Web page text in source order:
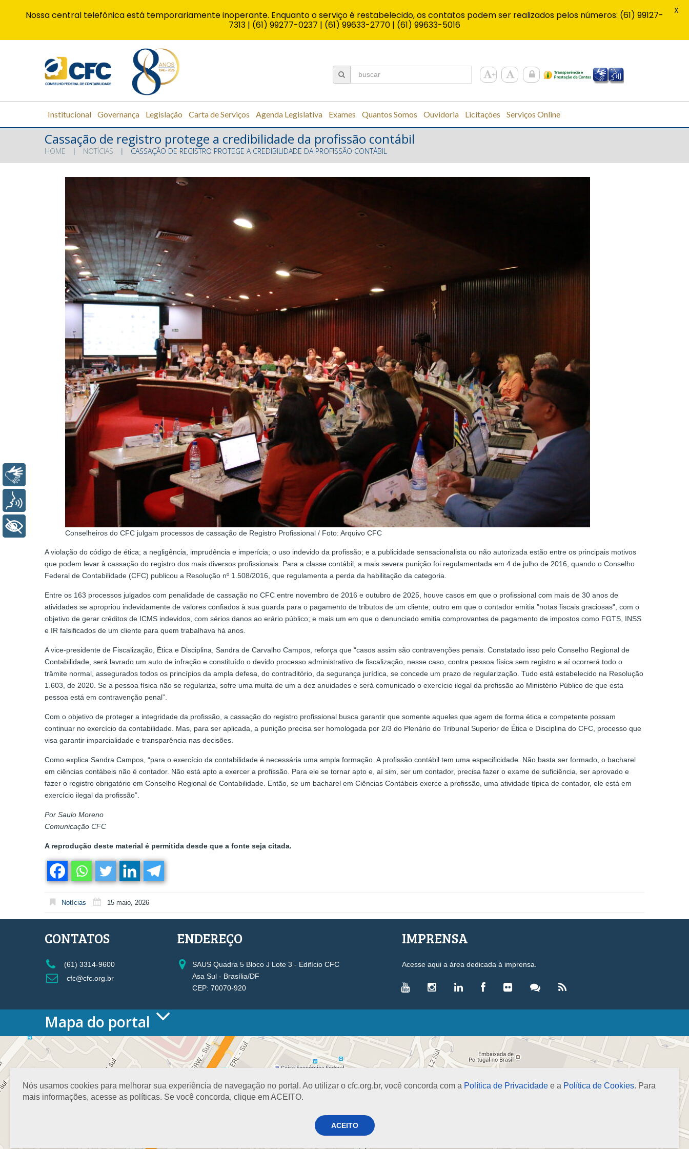
Institucional Governança Legislação Carta de Serviços Agenda Legislativa Exames Quantos Somos Ouvidoria Licitações Serviços Online
Cassação de registro protege a credibilidade da profissão contábil
HOME NOTÍCIAS CASSAÇÃO DE REGISTRO PROTEGE A CREDIBILIDADE DA PROFISSÃO CONTÁBIL
Conselheiros do CFC julgam processos de cassação de Registro Profissional / Foto: Arquivo CFC
A violação do código de ética; a negligência, imprudência e imperícia; o uso indevido da profissão; e a publicidade sensacionalista ou não autorizada estão entre os principais motivos
que podem levar à cassação do registro dos mais diversos profissionais. Para a classe contábil, a mais severa punição foi regulamentada em 4 de julho de 2016, quando o Conselho
Federal de Contabilidade (CFC) publicou a Resolução nº 1.508/2016, que regulamenta a perda da habilitação da categoria.
Entre os 163 processos julgados com penalidade de cassação no CFC entre novembro de 2016 e outubro de 2025, houve casos em que o profissional com mais de 30 anos de
atividades se apropriou indevidamente de valores confiados à sua guarda para o pagamento de tributos de um cliente; outro em que o contador emitia "notas fiscais graciosas", com o
objetivo de gerar créditos de ICMS indevidos, com sérios danos ao erário público; e mais um em que o denunciado emitia comprovantes de pagamento de impostos como FGTS, INSS
e IR falsificados de um cliente para quem trabalhava há anos.
A vice-presidente de Fiscalização, Ética e Disciplina, Sandra de Carvalho Campos, reforça que “casos assim são contravenções penais. Constatado isso pelo Conselho Regional de
Contabilidade, será lavrado um auto de infração e constituído o devido processo administrativo de fiscalização, nesse caso, contra pessoa física sem registro e aí ocorrerá todo o
trâmite normal, assegurados todos os princípios da ampla defesa, do contraditório, da segurança jurídica, se concede um prazo de regularização. Tudo está estabelecido na Resolução
1.603, de 2020. Se a pessoa física não se regulariza, sofre uma multa de um a dez anuidades e será comunicado o exercício ilegal da profissão ao Ministério Público de que esta
pessoa está em contravenção penal”.
Com o objetivo de proteger a integridade da profissão, a cassação do registro profissional busca garantir que somente aqueles que agem de forma ética e competente possam
continuar no exercício da contabilidade. Mas, para ser aplicada, a punição precisa ser homologada por 2/3 do Plenário do Tribunal Superior de Ética e Disciplina do CFC, processo que
visa garantir imparcialidade e transparência nas decisões.
Como explica Sandra Campos, “para o exercício da contabilidade é necessária uma ampla formação. A profissão contábil tem uma especificidade. Não basta ser formado, o bacharel
em ciências contábeis não é contador. Não está apto a exercer a profissão. Para ele se tornar apto e, aí sim, ser um contador, precisa fazer o exame de suficiência, ser aprovado e
fazer o registro obrigatório em Conselho Regional de Contabilidade. Então, se um bacharel em Ciências Contábeis exerce a profissão, uma atividade típica de contador, ele está em
exercício ilegal da profissão”.
Por Saulo Moreno
Comunicação CFC
A reprodução deste material é permitida desde que a fonte seja citada.
Notícias 15 maio, 2026
Nós usamos cookies para melhorar sua experiência de navegação no portal. Ao utilizar o cfc.org.br, você concorda com a Política de Privacidade e a Política de Cookies. Para
mais informações, acesse as políticas. Se você concorda, clique em ACEITO.
ACEITO
CONTATOS
(61) 3314-9600
cfc@cfc.org.br
ENDEREÇO
SAUS Quadra 5 Bloco J Lote 3 - Edifício CFC
Asa Sul - Brasília/DF
CEP: 70070-920
IMPRENSA
Acesse aqui a área dedicada à imprensa.
Mapa do portal
HOME
O CONSELHO
Conselho Diretor
Planejamento
Organograma
VICE-PRESIDÊNCIAS
Administrativa
Controle Interno
Governança e Gestão Estratégica
Fiscalização, Ética e Disciplina
PROJETOS E PROGRAMAS
LEGISLAÇÃO
Decretos-Lei
Normas Brasileiras de Contabilidade
Nossa central telefônica está temporariamente inoperante. Enquanto o serviço é restabelecido, os contatos podem ser realizados pelos números: (61) 99127-
7313 | (61) 99277-0237 | (61) 99633-2770 | (61) 99633-5016
X
+ Acessibilidade